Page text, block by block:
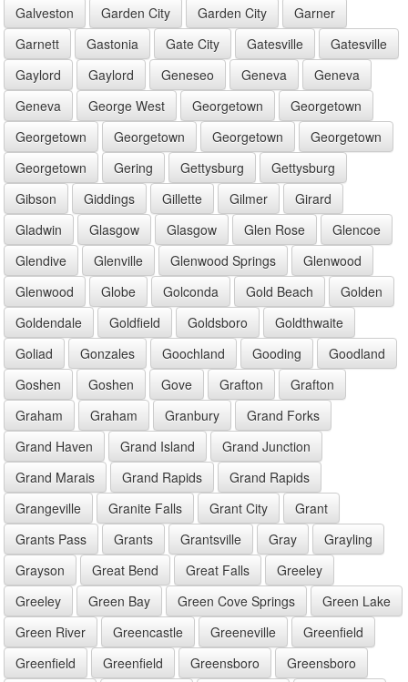
Galveston
Garden City Garden City
Garner
Garnett
Gastonia Gate City Gatesville
Gatesville
Gaylord
Gaylord Geneseo Geneva
Geneva
Geneva
George West Georgetown
Georgetown
Georgetown
Georgetown Georgetown
Georgetown
Georgetown
Gering Gettysburg
Gettysburg
Gibson
Giddings Gillette Gilmer
Girard
Gladwin
Glasgow Glasgow Glen Rose
Glencoe
Glendive
Glenville Glenwood Springs
Glenwood
Glenwood
Globe Golconda Gold Beach
Golden
Goldendale
Goldfield Goldsboro
Goldthwaite
Goliad
Gonzales Goochland Gooding
Goodland
Goshen
Goshen Gove Grafton
Grafton
Graham
Graham Granbury
Grand Forks
Grand Haven
Grand Island
Grand Junction
Grand Marais
Grand Rapids
Grand Rapids
Grangeville
Granite Falls Grant City
Grant
Grants Pass
Grants Grantsville Gray
Grayling
Grayson
Great Bend Great Falls
Greeley
Greeley
Green Bay Green Cove Springs
Green Lake
Green River
Greencastle Greeneville
Greenfield
Greenfield
Greenfield Greensboro
Greensboro